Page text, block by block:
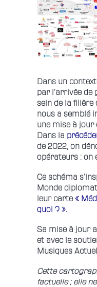
Dans un
par l’arrivée
sein de la filière
nous a semblé
une mise à jour
Dans la
de 2022, on
opérateurs : on
Ce schéma
Monde
leur carte «
quoi ? ».
Sa mise à jour
et avec le
Musiques
Cette
factuelle ; elle